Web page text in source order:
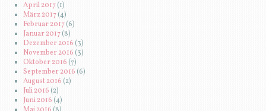
April 2017(1)
März 2017(4)
Februar 2017(6)
Januar 2017(8)
Dezember 2016 (3)
November 2016 (3)
Oktober 2016(7)
September 2016 (6)
August 2016(2)
Juli 2016(2)
Juni 2016 (4)